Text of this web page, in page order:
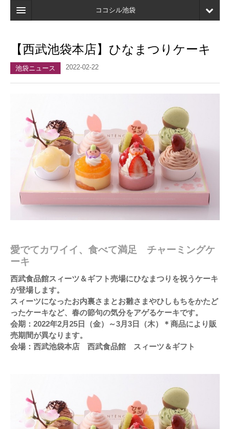
ココシル池袋
検索
店舗・施設最新情報
マイページ
ブックマーク
【西武池袋本店】ひなまつりケーキ
池袋ニュース 2022-02-22
愛でてカワイイ、食べて満足 チャーミングケ
ーキ
西武食品館スィーツ＆ギフト売場にひなまつりを祝うケーキ
が登場します。
スィーツになったお内裏さまとお雛さまやひしもちをかたど
ったケーキなど、春の節句の気分をアゲるケーキです。
会期：2022年2月25日（金）～3月3日（木）＊商品により販
売期間が異なります。
会場：西武池袋本店 西武食品館 スィーツ＆ギフト